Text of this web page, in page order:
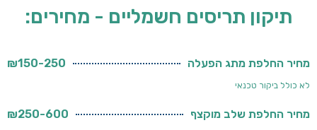
תיקון תריסים חשמליים - מחירים:
מחיר החלפת מתג הפעלה ₪150-250
לא כולל ביקור טכנאי
מחיר החלפת שלב מוקצף ₪250-600